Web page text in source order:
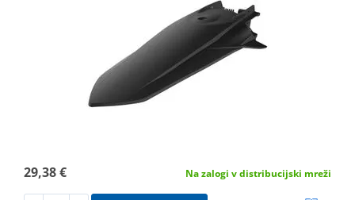
29,38 € Na zalogi v distribucijski mreži